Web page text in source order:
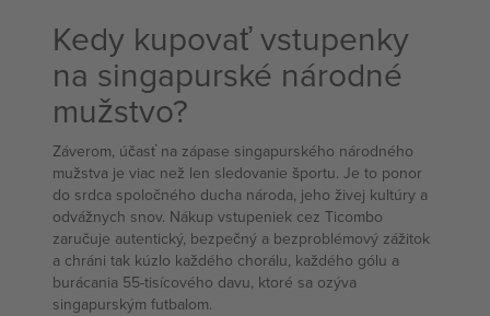
Kedy kupovať vstupenky
na singapurské národné
mužstvo?
Záverom, účasť na zápase singapurského národného
mužstva je viac než len sledovanie športu. Je to ponor
do srdca spoločného ducha národa, jeho živej kultúry a
odvážnych snov. Nákup vstupeniek cez Ticombo
zaručuje autentický, bezpečný a bezproblémový zážitok
a chráni tak kúzlo každého chorálu, každého gólu a
burácania 55-tisícového davu, ktoré sa ozýva
singapurským futbalom.